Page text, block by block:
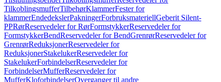
TilkoblingsmufferTilbehørKlammerFester for
klammerEndedekslerPakningerForbruksmateriellGeberit Silent-
PPRørReservedeler for RørFormstykkerReservedeler for
FormstykkerBendReservedeler for BendGrenrørReservedeler for
GrenrørReduksjonerReservedeler for
ReduksjonerStakelukerReservedeler for
StakelukerForbindelserReservedeler for
ForbindelserMufferReservedeler for
MufferKloforbindelserOverganger til andre